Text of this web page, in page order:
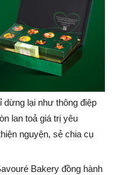
lại như thông điệp
lan toả giá trị yêu
nguyện, sẻ chia cụ
Bakery đồng hành